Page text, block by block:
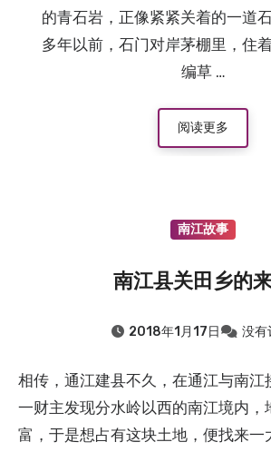
的青石岩，正像紧紧关着的一道
多年以前，石门对岸茅棚里，住
编草 …
阅读更多
南江故事
南江县关田乡的
2018年1月17日 没有
相传，通江建县不久，在通江与南江
一财主发现分水岭以西的南江境内，
富，于是想占有这块土地，便找来一